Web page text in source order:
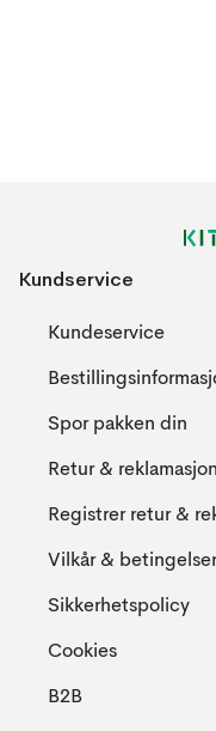
Kundservice
Kundeservice
Spor pakken din
Retur & reklamasjon
Registrer retur &
Vilkår & betingelser
Sikkerhetspolicy
Cookies
B2B